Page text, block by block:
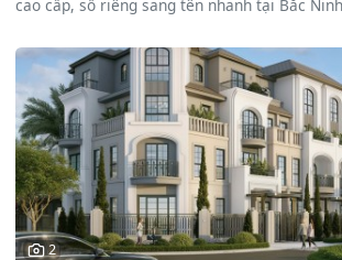
cao cấp, sổ riêng sang tên nhanh tại Bắc
2